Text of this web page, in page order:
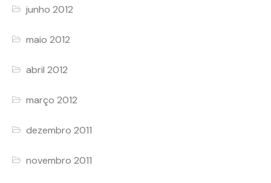
junho 2012
maio 2012
abril 2012
março 2012
dezembro 2011
novembro 2011